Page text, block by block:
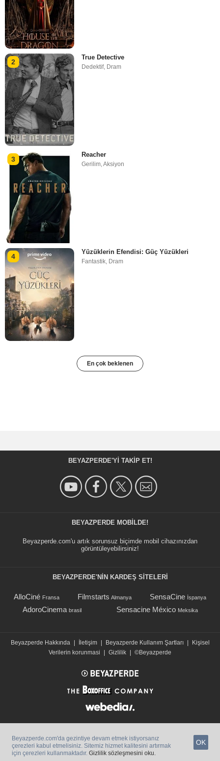
2
True Detective
Dedektif, Dram
3
Reacher
Gerilim,Aksiyon
4
Yüzüklerin Efendisi: Güç Yüzükleri
Fantastik, Dram
En çok beklenen
BEYAZPERDE'YI TAKIP ET!
BEYAZPERDE MOBILDE!
Beyazperde.com'u artık sorunsuz biçimde mobil cihazınızdan
görüntüleyebilirsiniz!
BEYAZPERDE'NIN KARDEŞ SİTELERİ
AlloCiné Fransa Filmstarts Almanya SensaCine İspanya
AdoroCinema brasil Sensacine México Meksika
Beyazperde Hakkında | İletişim | Beyazperde Kullanım Şartları |
Kişisel
Verilerin korunmasi
| Gizlilik | ©Beyazperde
Beyazperde.com'da gezintiye devam etmek istiyorsanız
çerezleri kabul etmelisiniz. Sitemiz hizmet kalitesini artırmak
için çerezleri kullanmaktadır. Gizlilik sözleşmesini oku.
OK